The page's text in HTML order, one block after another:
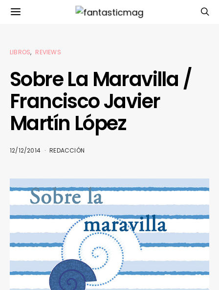
LIBROS REVIEWS
Sobre La Maravilla /
Francisco Javier
Martín López
12/12/2014 REDACCIÓN